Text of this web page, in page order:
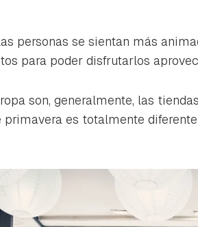
personas se sientan más
para poder disfrutarlos
son, generalmente, las
primavera es totalmente